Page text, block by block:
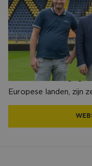
keukenapparatuur
hebben ze hun
uitvinders van het
en het cassettetoilet
productievestiging in
werken, en
Europese landen, zijn